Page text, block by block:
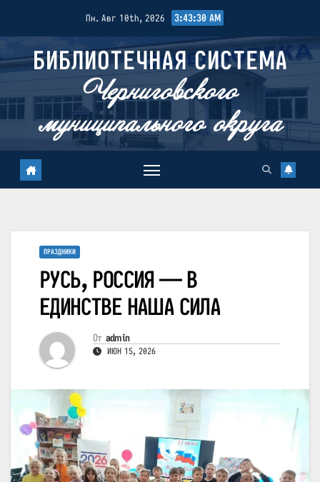
Пн. Авг 10th, 2026 3:43:32 AM
БИБЛИОТЕЧНАЯ СИСТЕМА
Черниговского
муниципального округа
ПРАЗДНИКИ
РУСЬ, РОССИЯ — В
ЕДИНСТВЕ НАША СИЛА
От admin
ИЮН 15, 2026